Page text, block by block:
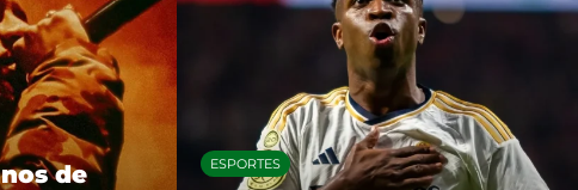
FESTIVAIS E SHOWS
Daniel Caesar anuncia